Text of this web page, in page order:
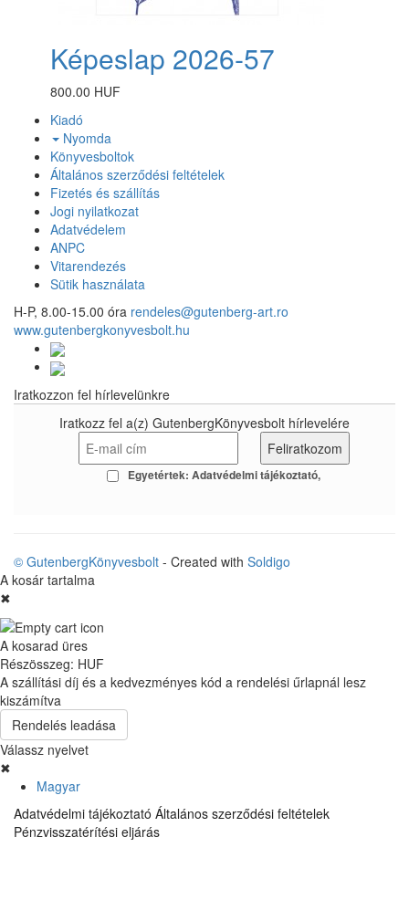
Képeslap 2026-57
800.00 HUF
Kiadó
Nyomda
Könyvesboltok
Általános szerződési feltételek
Fizetés és szállítás
Jogi nyilatkozat
Adatvédelem
ANPC
Vitarendezés
Sütik használata
H-P, 8.00-15.00 óra rendeles@gutenberg-art.ro
www.gutenbergkonyvesbolt.hu
Iratkozzon fel hírlevelünkre
Iratkozz fel a(z) GutenbergKönyvesbolt hírlevelére
Egyetértek: Adatvédelmi tájékoztató
© GutenbergKönyvesbolt - Created with Soldigo
A kosár tartalma
✖
A kosarad üres
Részösszeg: HUF
A szállítási díj és a kedvezményes kód a rendelési űrlapnál lesz
kiszámítva
Rendelés leadása
Válassz nyelvet
✖
Magyar
Adatvédelmi tájékoztató Általános szerződési feltételek
Pénzvisszatérítési eljárás